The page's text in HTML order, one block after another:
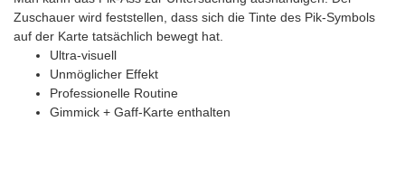
Zuschauer wird feststellen, dass sich die Tinte des Pik-Symbols
auf der Karte tatsächlich bewegt hat.
Ultra-visuell
Unmöglicher Effekt
Professionelle Routine
Gimmick + Gaff-Karte enthalten